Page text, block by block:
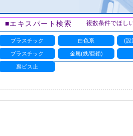
■エキスパート検索 複数条件でほし
プラスチック 白色系 (設
プラスチック 金属(鉄/亜鉛)
裏ビス止